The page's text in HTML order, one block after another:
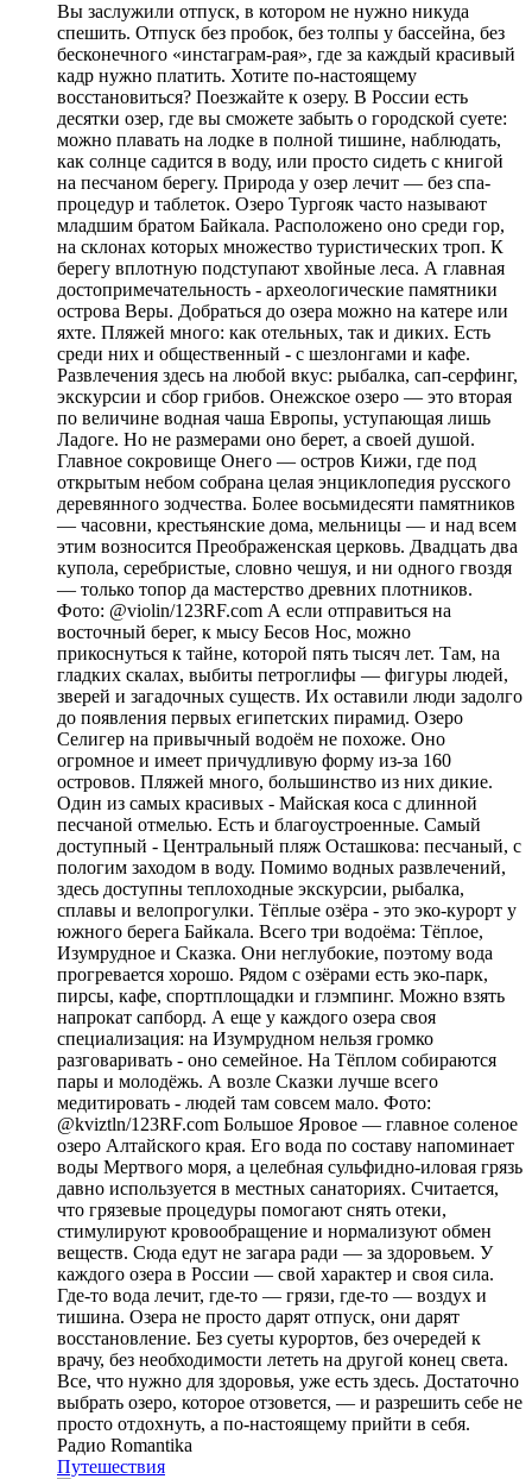
Вы заслужили отпуск, в котором не нужно никуда
спешить. Отпуск без пробок, без толпы у бассейна, без
бесконечного «инстаграм-рая», где за каждый красивый
кадр нужно платить. Хотите по-настоящему
восстановиться? Поезжайте к озеру. В России есть
десятки озер, где вы сможете забыть о городской суете:
можно плавать на лодке в полной тишине, наблюдать,
как солнце садится в воду, или просто сидеть с книгой
на песчаном берегу. Природа у озер лечит — без спа-
процедур и таблеток. Озеро Тургояк часто называют
младшим братом Байкала. Расположено оно среди гор,
на склонах которых множество туристических троп. К
берегу вплотную подступают хвойные леса. А главная
достопримечательность - археологические памятники
острова Веры. Добраться до озера можно на катере или
яхте. Пляжей много: как отельных, так и диких. Есть
среди них и общественный - с шезлонгами и кафе.
Развлечения здесь на любой вкус: рыбалка, сап-серфинг,
экскурсии и сбор грибов. Онежское озеро — это вторая
по величине водная чаша Европы, уступающая лишь
Ладоге. Но не размерами оно берет, а своей душой.
Главное сокровище Онего — остров Кижи, где под
открытым небом собрана целая энциклопедия русского
деревянного зодчества. Более восьмидесяти памятников
— часовни, крестьянские дома, мельницы — и над всем
этим возносится Преображенская церковь. Двадцать два
купола, серебристые, словно чешуя, и ни одного гвоздя
— только топор да мастерство древних плотников.
Фото: @violin/123RF.com А если отправиться на
восточный берег, к мысу Бесов Нос, можно
прикоснуться к тайне, которой пять тысяч лет. Там, на
гладких скалах, выбиты петроглифы — фигуры людей,
зверей и загадочных существ. Их оставили люди задолго
до появления первых египетских пирамид. Озеро
Селигер на привычный водоём не похоже. Оно
огромное и имеет причудливую форму из-за 160
островов. Пляжей много, большинство из них дикие.
Один из самых красивых - Майская коса с длинной
песчаной отмелью. Есть и благоустроенные. Самый
доступный - Центральный пляж Осташкова: песчаный, с
пологим заходом в воду. Помимо водных развлечений,
здесь доступны теплоходные экскурсии, рыбалка,
сплавы и велопрогулки. Тёплые озёра - это эко-курорт у
южного берега Байкала. Всего три водоёма: Тёплое,
Изумрудное и Сказка. Они неглубокие, поэтому вода
прогревается хорошо. Рядом с озёрами есть эко-парк,
пирсы, кафе, спортплощадки и глэмпинг. Можно взять
напрокат сапборд. А еще у каждого озера своя
специализация: на Изумрудном нельзя громко
разговаривать - оно семейное. На Тёплом собираются
пары и молодёжь. А возле Сказки лучше всего
медитировать - людей там совсем мало. Фото:
@kviztln/123RF.com Большое Яровое — главное соленое
озеро Алтайского края. Его вода по составу напоминает
воды Мертвого моря, а целебная сульфидно-иловая грязь
давно используется в местных санаториях. Считается,
что грязевые процедуры помогают снять отеки,
стимулируют кровообращение и нормализуют обмен
веществ. Сюда едут не загара ради — за здоровьем. У
каждого озера в России — свой характер и своя сила.
Где-то вода лечит, где-то — грязи, где-то — воздух и
тишина. Озера не просто дарят отпуск, они дарят
восстановление. Без суеты курортов, без очередей к
врачу, без необходимости лететь на другой конец света.
Все, что нужно для здоровья, уже есть здесь. Достаточно
выбрать озеро, которое отзовется, — и разрешить себе не
просто отдохнуть, а по-настоящему прийти в себя.
Радио Romantika
Путешествия